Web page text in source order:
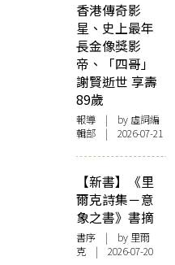
香港傳奇影
星、史上最年
長金像獎影
帝、「四哥」
謝賢逝世 享壽
89歲
報導 | by 虛詞編
輯部 | 2026-07-21
【新書】《里
爾克詩集－意
象之書》書摘
書序 | by 里爾
克 | 2026-07-20